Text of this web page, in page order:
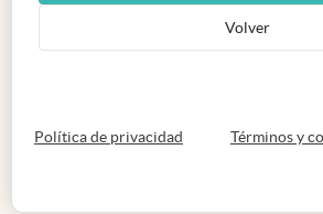
Volver
Política de privacidad abre en nueva
Términos y